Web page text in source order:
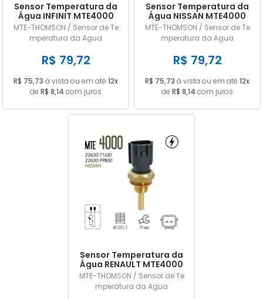
Sensor Temperatura da
Água INFINIT MTE4000
MTE-THOMSON / Sensor de Te
mperatura da Agua
R$ 79,72
R$ 75,73 à vista ou em até 12x
de R$ 8,14 com juros
Sensor Temperatura da
Água NISSAN MTE4000
MTE-THOMSON / Sensor de Te
mperatura da Agua
R$ 79,72
R$ 75,73 à vista ou em até 12x
de R$ 8,14 com juros
Sensor Temperatura da
Água RENAULT MTE4000
MTE-THOMSON / Sensor de Te
mperatura da Agua